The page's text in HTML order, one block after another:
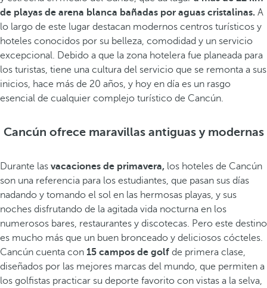
de playas de arena blanca bañadas por aguas cristalinas. A
lo largo de este lugar destacan modernos centros turísticos y
hoteles conocidos por su belleza, comodidad y un servicio
excepcional. Debido a que la zona hotelera fue planeada para
los turistas, tiene una cultura del servicio que se remonta a sus
inicios, hace más de 20 años, y hoy en día es un rasgo
esencial de cualquier complejo turístico de Cancún.
Cancún ofrece maravillas antiguas y modernas
Durante las vacaciones de primavera, los hoteles de Cancún
son una referencia para los estudiantes, que pasan sus días
nadando y tomando el sol en las hermosas playas, y sus
noches disfrutando de la agitada vida nocturna en los
numerosos bares, restaurantes y discotecas. Pero este destino
es mucho más que un buen bronceado y deliciosos cócteles.
Cancún cuenta con 15 campos de golf de primera clase,
diseñados por las mejores marcas del mundo, que permiten a
los golfistas practicar su deporte favorito con vistas a la selva,